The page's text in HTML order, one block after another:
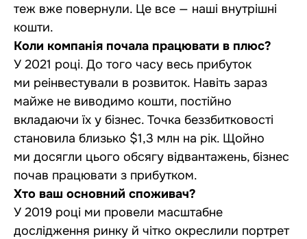
теж вже повернули. Це все — наші внутрішні
кошти.
Коли компанія почала працювати в плюс?
У 2021 році. До того часу весь прибуток
ми реінвестували в розвиток. Навіть зараз
майже не виводимо кошти, постійно
вкладаючи їх у бізнес. Точка беззбитковості
становила близько $1,3 млн на рік. Щойно
ми досягли цього обсягу відвантажень, бізнес
почав працювати з прибутком.
Хто ваш основний споживач?
У 2019 році ми провели масштабне
дослідження ринку й чітко окреслили портрет